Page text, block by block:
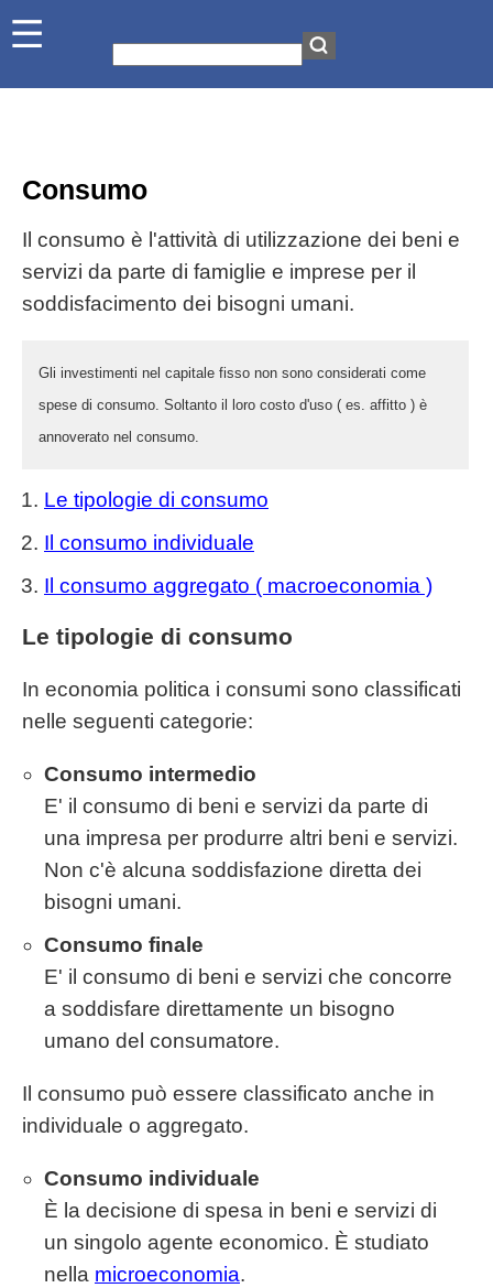
Consumo
Il consumo è l'attività di utilizzazione dei beni e
servizi da parte di famiglie e imprese per il
soddisfacimento dei bisogni umani.
Gli investimenti nel capitale fisso non sono considerati come
spese di consumo. Soltanto il loro costo d'uso ( es. affitto ) è
annoverato nel consumo.
Le tipologie di consumo
Il consumo individuale
Il consumo aggregato ( macroeconomia )
Le tipologie di consumo
In economia politica i consumi sono classificati
nelle seguenti categorie:
Consumo intermedio
E' il consumo di beni e servizi da parte di
una impresa per produrre altri beni e servizi.
Non c'è alcuna soddisfazione diretta dei
bisogni umani.
Consumo finale
E' il consumo di beni e servizi che concorre
a soddisfare direttamente un bisogno
umano del consumatore.
Il consumo può essere classificato anche in
individuale o aggregato.
Consumo individuale
È la decisione di spesa in beni e servizi di
un singolo agente economico. È studiato
nella microeconomia.